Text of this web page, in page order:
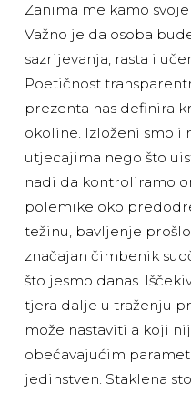
Zanima me kamo
Važno je da osoba
sazrijevanja, rasta i
Poetičnost
prezenta nas definira
okoline. Izloženi smo i
utjecajima nego što
nadi da kontroliramo
polemike oko
težinu, bavljenje
značajan čimbenik
što jesmo danas.
tjera dalje u traženju
može nastaviti a koji
obećavajućim
jedinstven. Staklena